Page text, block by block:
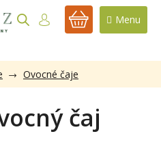
NÁKUPNÍ
Ovocné čaje
čaj